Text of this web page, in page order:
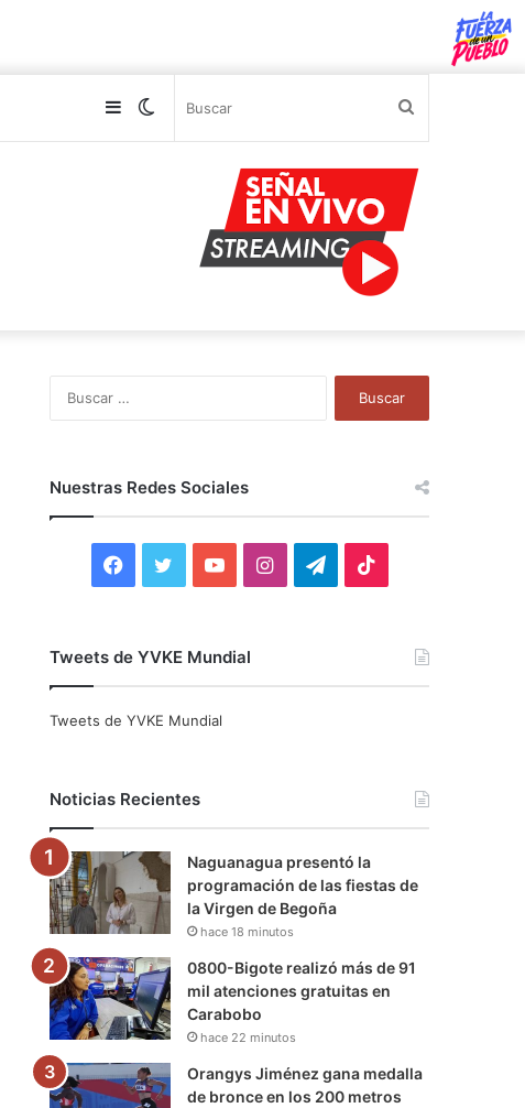
Switch
Sidebar
Nuestras Redes Sociales
F
c
o
i
r
Y
u
e
I
r
a
m
T
a
m
Tweets de YVKE Mundial
Tweets de YVKE Mundial
Noticias Recientes
Naguanagua presentó la
programación de las fiestas de
la Virgen de Begoña
hace 18 minutos
0800-Bigote realizó más de 91
mil atenciones gratuitas en
Carabobo
hace 22 minutos
Orangys Jiménez gana medalla
de bronce en los 200 metros